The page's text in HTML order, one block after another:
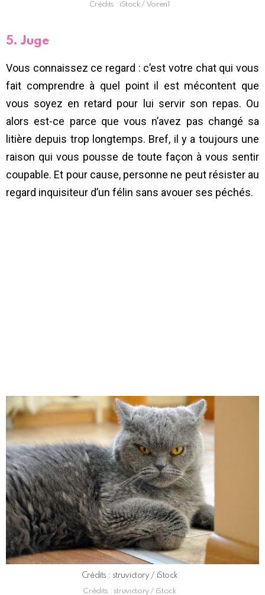
Crédits : iStock / Voren1
5. Juge
Vous connaissez ce regard : c’est votre chat qui vous
fait comprendre à quel point il est mécontent que
vous soyez en retard pour lui servir son repas. Ou
alors est-ce parce que vous n’avez pas changé sa
litière depuis trop longtemps. Bref, il y a toujours une
raison qui vous pousse de toute façon à vous sentir
coupable. Et pour cause, personne ne peut résister au
regard inquisiteur d’un félin sans avouer ses péchés.
Crédits : struvictory / iStock
Crédits : struvictory / iStock